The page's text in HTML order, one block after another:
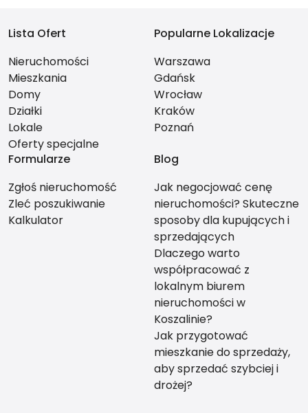
Lista Ofert
Nieruchomości
Mieszkania
Domy
Działki
Lokale
Oferty specjalne
Popularne Lokalizacje
Warszawa
Gdańsk
Wrocław
Kraków
Poznań
Formularze
Zgłoś nieruchomość
Zleć poszukiwanie
Kalkulator
Blog
Jak negocjować cenę
nieruchomości? Skuteczne
sposoby dla kupujących i
sprzedających
Dlaczego warto
współpracować z
lokalnym biurem
nieruchomości w
Koszalinie?
Jak przygotować
mieszkanie do sprzedaży,
aby sprzedać szybciej i
drożej?